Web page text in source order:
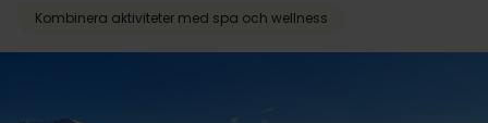
Kombinera aktiviteter med spa och wellness